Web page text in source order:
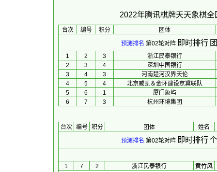
2022年腾讯棋牌天天象棋
台次 编号 积分
团体
预测排名 第02轮对阵 即时排行
1 2 3
浙江民泰银行
2
3 4
深圳中国银行
3
4 3
河南楚河汉界天伦
4
5 4
北京威凯＆金环建设京冀联队
5
6 1
厦门象屿
6
7 3 杭州环境集团
台次 编号 积分 团体 姓名
预测排名 第02轮对阵 即时排行
1 7 2 浙江民泰银行
黄竹风